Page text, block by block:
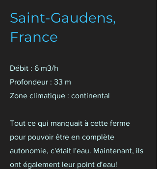
Saint-Gaudens,
France
Débit : 6 m3/h
Profondeur : 33 m
Zone climatique : continental
Tout ce qui manquait à cette ferme
pour pouvoir être en complète
autonomie, c'était l'eau. Maintenant, ils
ont également leur point d'eau!